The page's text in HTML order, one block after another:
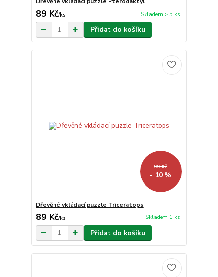
Dřevěné vkládací puzzle Pterodaktyl
89 Kč/ks Skladem > 5 ks
Přidat do košíku
99 Kč
- 10 %
Dřevěné vkládací puzzle Triceratops
89 Kč/ks Skladem 1 ks
Přidat do košíku